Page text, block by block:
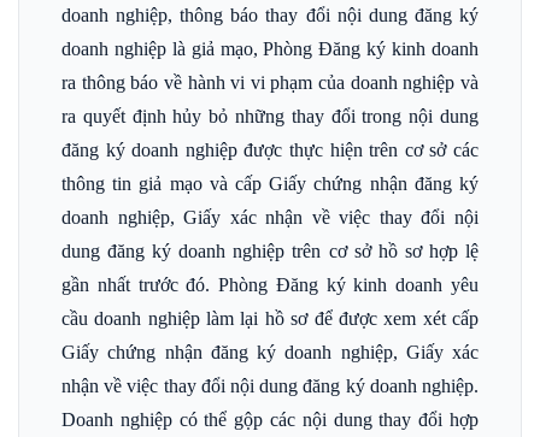
doanh nghiệp, thông báo thay đổi nội dung đăng ký
doanh nghiệp là giả mạo, Phòng Đăng ký kinh doanh
ra thông báo về hành vi vi phạm của doanh nghiệp và
ra quyết định hủy bỏ những thay đổi trong nội dung
đăng ký doanh nghiệp được thực hiện trên cơ sở các
thông tin giả mạo và cấp Giấy chứng nhận đăng ký
doanh nghiệp, Giấy xác nhận về việc thay đổi nội
dung đăng ký doanh nghiệp trên cơ sở hồ sơ hợp lệ
gần nhất trước đó. Phòng Đăng ký kinh doanh yêu
cầu doanh nghiệp làm lại hồ sơ để được xem xét cấp
Giấy chứng nhận đăng ký doanh nghiệp, Giấy xác
nhận về việc thay đổi nội dung đăng ký doanh nghiệp.
Doanh nghiệp có thể gộp các nội dung thay đổi hợp